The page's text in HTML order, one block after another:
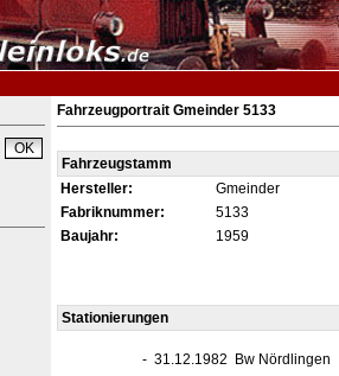
Fahrzeugportrait Gmeinder 5133
Fahrzeugstamm
Hersteller:
Gmeinder
Fabriknummer:
5133
Baujahr:
1959
Stationierungen
- 31.12.1982
Bw Nördlingen